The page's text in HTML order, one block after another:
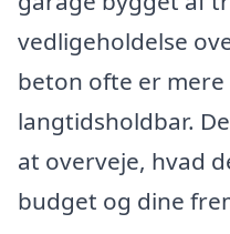
vedligeholdelse
beton ofte er
langtidsholdbar.
at overveje, hvad
budget og dine